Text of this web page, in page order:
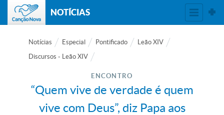
NOTÍCIAS
Notícias Especial Pontificado
Leão XIV
Discursos - Leão XIV
ENCONTRO
“Quem vive de verdade é quem
vive com Deus”, diz Papa aos